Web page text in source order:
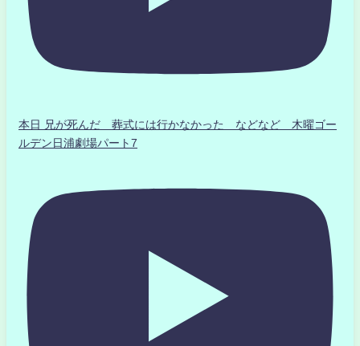
本日 兄が死んだ 葬式には行かなかった などなど 木曜ゴー
ルデン日浦劇場パート7